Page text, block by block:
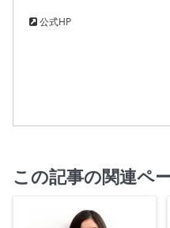
公式HP
この記事の関連ペ